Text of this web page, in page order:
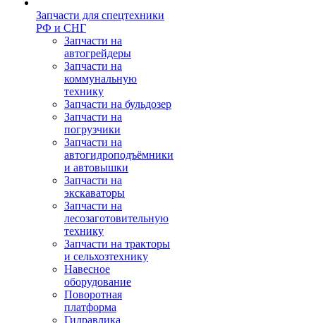
Запчасти для спецтехники
РФ и СНГ
Запчасти на
автогрейдеры
Запчасти на
коммунальную
технику
Запчасти на бульдозер
Запчасти на
погрузчики
Запчасти на
автогидроподъёмники
и автовышки
Запчасти на
экскаваторы
Запчасти на
лесозаготовительную
технику
Запчасти на тракторы
и сельхозтехнику
Навесное
оборудование
Поворотная
платформа
Гидравлика